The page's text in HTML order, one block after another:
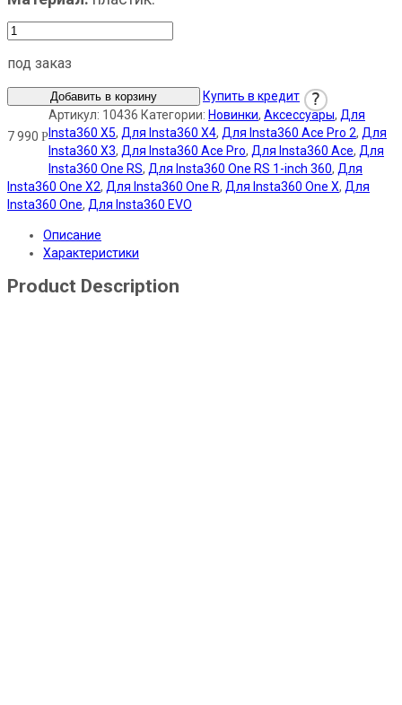
под заказ
Добавить в корзину Купить в кредит ?
7 990 Р
Артикул: 10436 Категории: Новинки, Аксессуары, Для
Insta360 X5, Для Insta360 X4, Для Insta360 Ace Pro 2, Для
Insta360 X3, Для Insta360 Ace Pro, Для Insta360 Ace, Для
Insta360 One RS, Для Insta360 One RS 1-inch 360, Для
Insta360 One X2, Для Insta360 One R, Для Insta360 One X, Для
Insta360 One, Для Insta360 EVO
Описание
Характеристики
Product Description